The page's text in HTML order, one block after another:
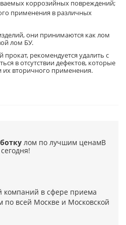
коррозийных повреждений;
применения в различных
они принимаются как лом
лом БУ.
прокат, рекомендуется удалить с
в отсутствии дефектов, которые
их вторичного применения.
лом по лучшим ценамВ
компаний в сфере приема
по всей Москве и Московской